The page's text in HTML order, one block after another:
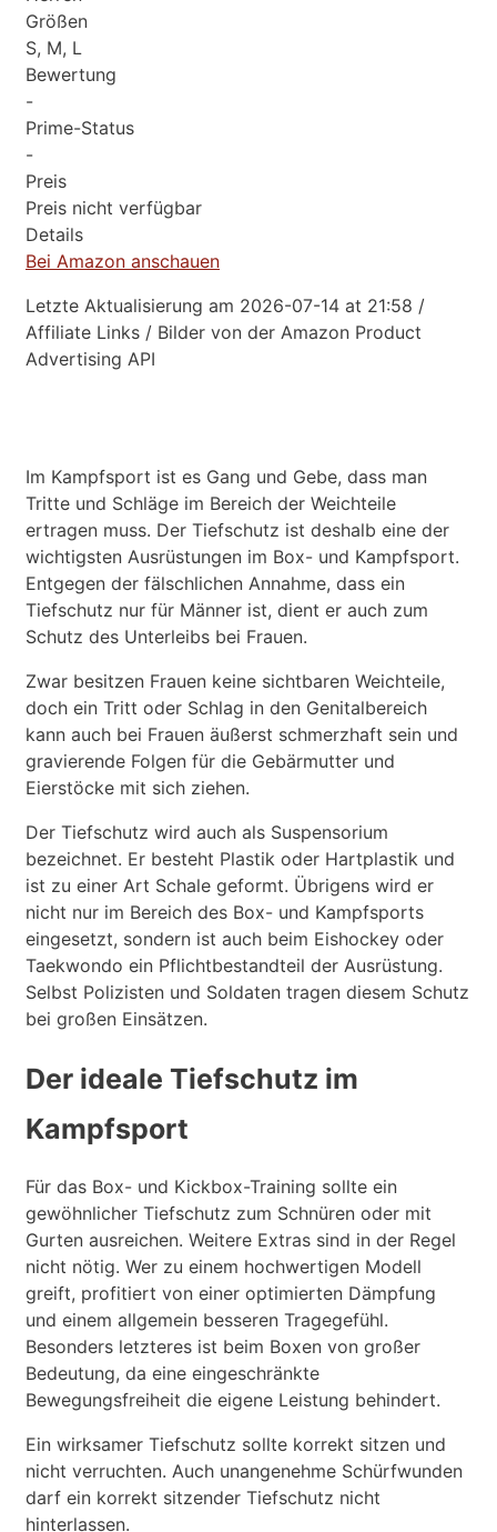
Größen
S, M, L
Bewertung
-
Prime-Status
-
Preis
Preis nicht verfügbar
Details
Bei Amazon anschauen
Letzte Aktualisierung am 2026-07-14 at 21:58 /
Affiliate Links / Bilder von der Amazon Product
Advertising API
Im Kampfsport ist es Gang und Gebe, dass man
Tritte und Schläge im Bereich der Weichteile
ertragen muss. Der Tiefschutz ist deshalb eine der
wichtigsten Ausrüstungen im Box- und Kampfsport.
Entgegen der fälschlichen Annahme, dass ein
Tiefschutz nur für Männer ist, dient er auch zum
Schutz des Unterleibs bei Frauen.
Zwar besitzen Frauen keine sichtbaren Weichteile,
doch ein Tritt oder Schlag in den Genitalbereich
kann auch bei Frauen äußerst schmerzhaft sein und
gravierende Folgen für die Gebärmutter und
Eierstöcke mit sich ziehen.
Der Tiefschutz wird auch als Suspensorium
bezeichnet. Er besteht Plastik oder Hartplastik und
ist zu einer Art Schale geformt. Übrigens wird er
nicht nur im Bereich des Box- und Kampfsports
eingesetzt, sondern ist auch beim Eishockey oder
Taekwondo ein Pflichtbestandteil der Ausrüstung.
Selbst Polizisten und Soldaten tragen diesem Schutz
bei großen Einsätzen.
Der ideale Tiefschutz im
Kampfsport
Für das Box- und Kickbox-Training sollte ein
gewöhnlicher Tiefschutz zum Schnüren oder mit
Gurten ausreichen. Weitere Extras sind in der Regel
nicht nötig. Wer zu einem hochwertigen Modell
greift, profitiert von einer optimierten Dämpfung
und einem allgemein besseren Tragegefühl.
Besonders letzteres ist beim Boxen von großer
Bedeutung, da eine eingeschränkte
Bewegungsfreiheit die eigene Leistung behindert.
Ein wirksamer Tiefschutz sollte korrekt sitzen und
nicht verruchten. Auch unangenehme Schürfwunden
darf ein korrekt sitzender Tiefschutz nicht
hinterlassen.